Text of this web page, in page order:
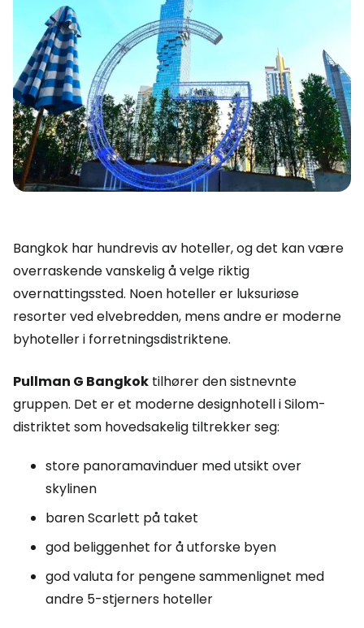
Bangkok har hundrevis av hoteller, og det kan være
overraskende vanskelig å velge riktig
overnattingssted. Noen hoteller er luksuriøse
resorter ved elvebredden, mens andre er moderne
byhoteller i forretningsdistriktene.
Pullman G Bangkok tilhører den sistnevnte
gruppen. Det er et moderne designhotell i Silom-
distriktet som hovedsakelig tiltrekker seg:
store panoramavinduer med utsikt over
skylinen
baren Scarlett på taket
god beliggenhet for å utforske byen
god valuta for pengene sammenlignet med
andre 5-stjerners hoteller